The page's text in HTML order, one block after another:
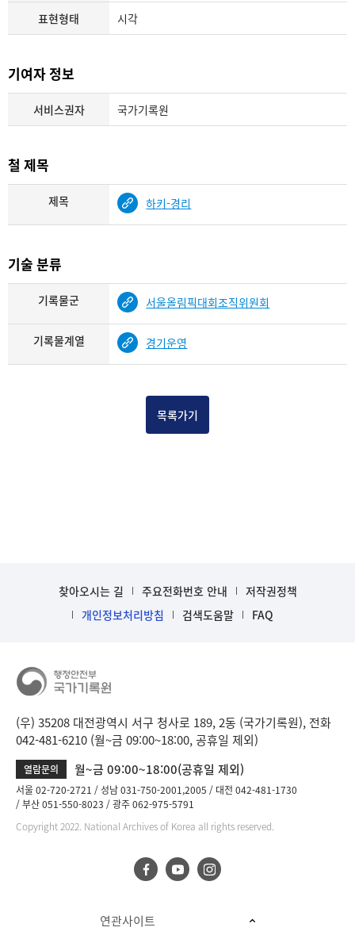
표현형태 시각
기여자 정보
서비스권자 국가기록원
철 제목
제목 하키-경리
기술 분류
기록물군 서울올림픽대회조직위원회
기록물계열 경기운영
목록가기
찾아오시는 길 주요전화번호 안내
저작권정책
개인정보처리방침
검색도움말 FAQ
(우) 35208 대전광역시 서구 청사로 189, 2동 (국가기록원), 전화
042-481-6210 (월~금 09:00~18:00, 공휴일 제외)
열람문의 월~금 09:00~18:00(공휴일 제외)
서울 02-720-2721 성남 031-750-2001,2005
대전 042-481-1730
부산 051-550-8023
광주 062-975-5791
Copyright 2022. National Archives of Korea all rights reserved.
연관사이트